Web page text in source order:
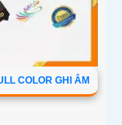
COLOR GHI ÂM